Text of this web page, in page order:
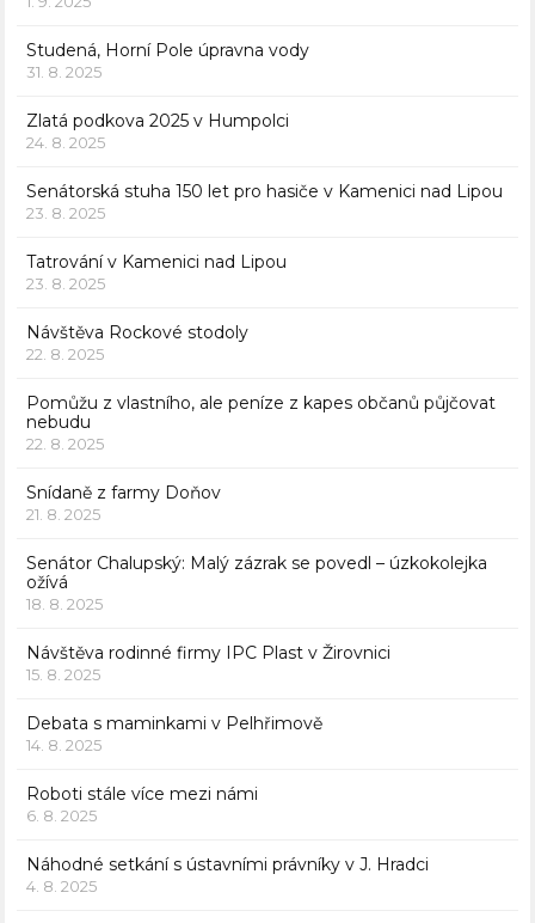
Studená, Horní Pole úpravna vody
31. 8. 2025
Zlatá podkova 2025 v Humpolci
24. 8. 2025
Senátorská stuha 150 let pro hasiče v Kamenici nad Lipou
23. 8. 2025
Tatrování v Kamenici nad Lipou
23. 8. 2025
Návštěva Rockové stodoly
22. 8. 2025
Pomůžu z vlastního, ale peníze z kapes občanů půjčovat
nebudu
22. 8. 2025
Snídaně z farmy Doňov
21. 8. 2025
Senátor Chalupský: Malý zázrak se povedl – úzkokolejka
ožívá
18. 8. 2025
Návštěva rodinné firmy IPC Plast v Žirovnici
15. 8. 2025
Debata s maminkami v Pelhřimově
14. 8. 2025
Roboti stále více mezi námi
6. 8. 2025
Náhodné setkání s ústavními právníky v J. Hradci
4. 8. 2025